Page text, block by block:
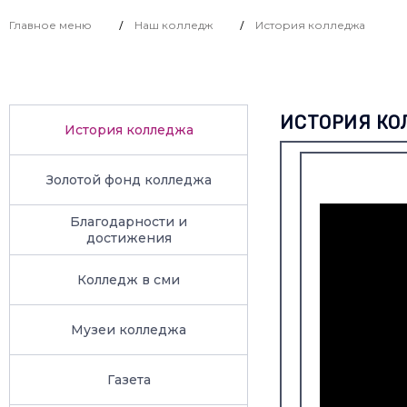
Главное меню / Наш колледж / История колледжа
История колледжа
Золотой фонд колледжа
Благодарности и
достижения
Колледж в сми
Музеи колледжа
Газета
ИСТОРИЯ